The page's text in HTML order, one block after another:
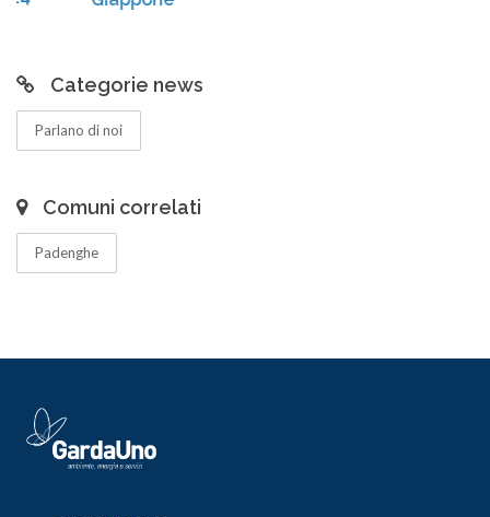
Categorie news
Parlano di noi
Comuni correlati
Padenghe